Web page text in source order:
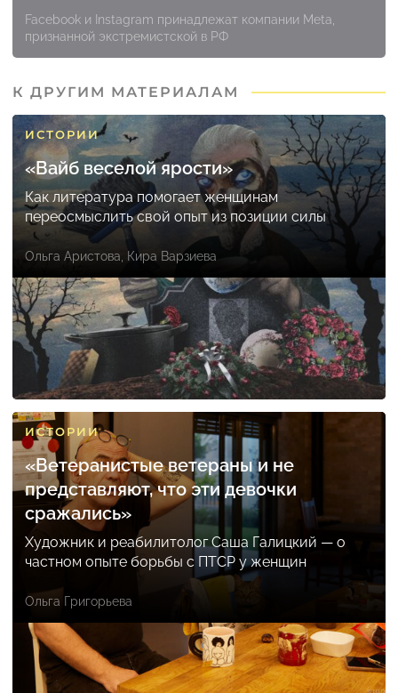
Facebook и Instagram принадлежат компании Meta,
признанной экстремистской в РФ
К ДРУГИМ МАТЕРИАЛАМ
ИСТОРИИ
«Вайб веселой ярости»
Как литература помогает женщинам
переосмыслить свой опыт из позиции силы
Ольга Аристова, Кира Варзиева
ИСТОРИИ
«Ветеранистые ветераны и не
представляют, что эти девочки
сражались»
Художник и реабилитолог Саша Галицкий — о
частном опыте борьбы с ПТСР у женщин
Ольга Григорьева